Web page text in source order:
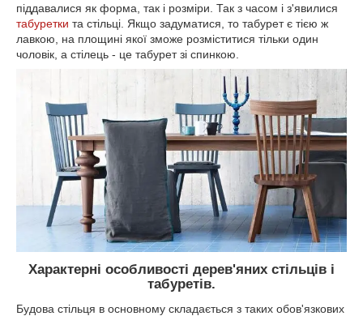
піддавалися як форма, так і розміри. Так з часом і з'явилися
табуретки та стільці. Якщо задуматися, то табурет є тією ж
лавкою, на площині якої зможе розміститися тільки один
чоловік, а стілець - це табурет зі спинкою.
Характерні особливості дерев'яних стільців і
табуретів.
Будова стільця в основному складається з таких обов'язкових